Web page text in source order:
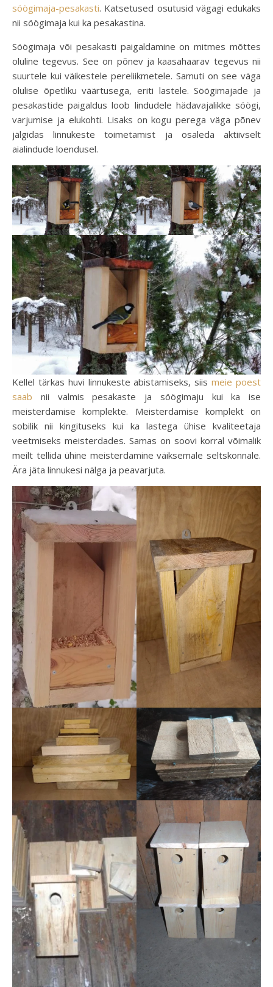
söögimaja-pesakasti. Katsetused osutusid vägagi edukaks
nii söögimaja kui ka pesakastina.
Söögimaja või pesakasti paigaldamine on mitmes mõttes
oluline tegevus. See on põnev ja kaasahaarav tegevus nii
suurtele kui väikestele pereliikmetele. Samuti on see väga
olulise õpetliku väärtusega, eriti lastele. Söögimajade ja
pesakastide paigaldus loob lindudele hädavajalikke söögi,
varjumise ja elukohti. Lisaks on kogu perega väga põnev
jälgidas linnukeste toimetamist ja osaleda aktiivselt
aialindude loendusel.
Kellel tärkas huvi linnukeste abistamiseks, siismeie poest
saab nii valmis pesakaste ja söögimaju kui ka ise
meisterdamise komplekte. Meisterdamise komplekt on
sobilik nii kingituseks kui ka lastega ühise kvaliteetaja
veetmiseks meisterdades. Samas on soovi korral võimalik
meilt tellida ühine meisterdamine väiksemale seltskonnale.
Ära jäta linnukesi nälga ja peavarjuta.